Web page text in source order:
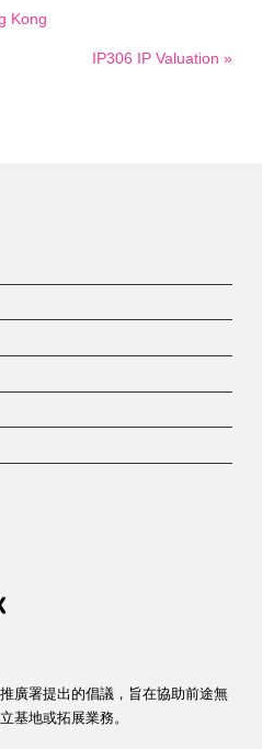
Kong
IP306 IP Valuation »
廣署提出的倡議，旨在協助前途無
基地或拓展業務。